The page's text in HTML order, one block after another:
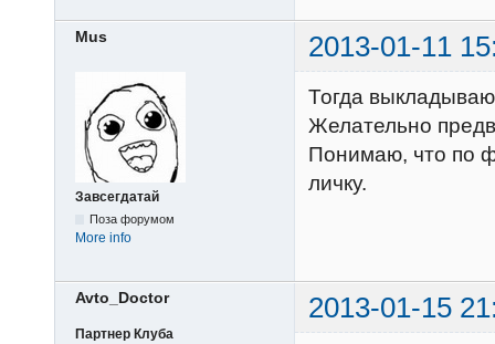
Mus 2013-01-11
Завсегдатай
Поза форумом
More info
Тогда
Желательно
Понимаю, что по
личку.
Avto_Doctor 2013-01-15
Партнер Клуба